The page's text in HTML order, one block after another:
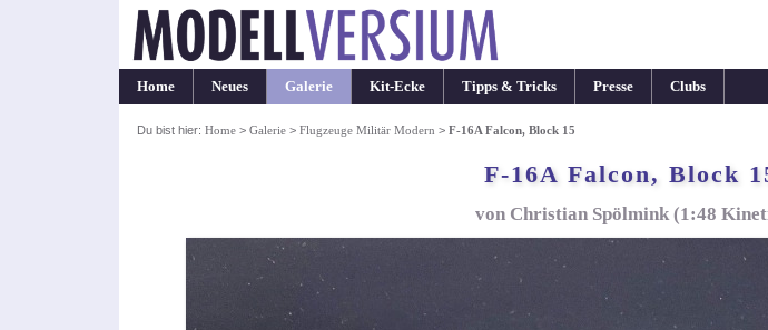
Home Neues Galerie Kit-Ecke Tipps & Tricks Presse Clubs
Du bist hier: Home> Galerie> Flugzeuge Militär Modern > F-16A Falcon, Block 15
F-16A Falcon, Block
von Christian Spölmink (1:48